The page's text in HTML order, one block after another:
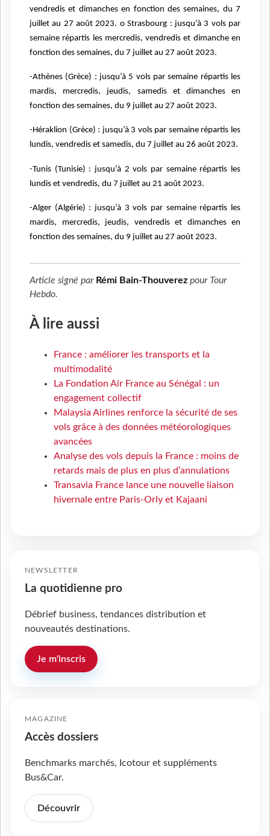
vendredis et dimanches en fonction des semaines, du 7
juillet au 27 août 2023. o Strasbourg : jusqu’à 3 vols par
semaine répartis les mercredis, vendredis et dimanche en
fonction des semaines, du 7 juillet au 27 août 2023.
-Athènes (Grèce) : jusqu’à 5 vols par semaine répartis les
mardis, mercredis, jeudis, samedis et dimanches en
fonction des semaines, du 9 juillet au 27 août 2023.
-Héraklion (Grèce) : jusqu’à 3 vols par semaine répartis les
lundis, vendredis et samedis, du 7 juillet au 26 août 2023.
-Tunis (Tunisie) : jusqu’à 2 vols par semaine répartis les
lundis et vendredis, du 7 juillet au 21 août 2023.
-Alger (Algérie) : jusqu’à 3 vols par semaine répartis les
mardis, mercredis, jeudis, vendredis et dimanches en
fonction des semaines, du 9 juillet au 27 août 2023.
Article signé par Rémi Bain-Thouverez pour Tour
Hebdo.
À lire aussi
France : améliorer les transports et la
multimodalité
La Fondation Air France au Sénégal : un
engagement collectif
Malaysia Airlines renforce la sécurité de ses
vols grâce à des données météorologiques
avancées
Analyse des vols depuis la France : moins de
retards mais de plus en plus d’annulations
Transavia France lance une nouvelle liaison
hivernale entre Paris-Orly et Kajaani
NEWSLETTER
La quotidienne pro
Débrief business, tendances distribution et
nouveautés destinations.
Je m'inscris
MAGAZINE
Accès dossiers
Benchmarks marchés, Icotour et suppléments
Bus&Car.
Découvrir